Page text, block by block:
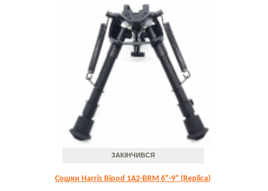
ЗАКІНЧИВСЯ
Сошки Harris Bipod 1А2-BRМ 6"-9" (Replica)